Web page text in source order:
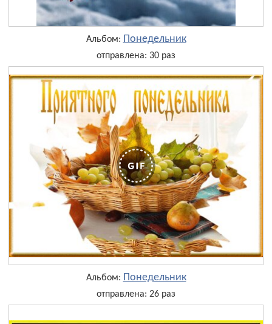
Альбом: Понедельник
отправлена: 30 раз
Альбом: Понедельник
отправлена: 26 раз